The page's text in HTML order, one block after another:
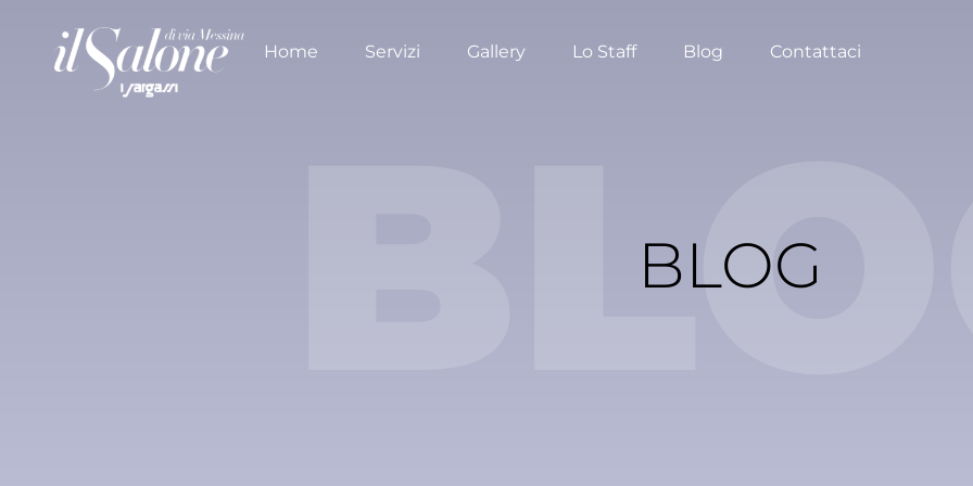
Home Servizi Gallery Lo Staff Blog Contattaci
BLOG